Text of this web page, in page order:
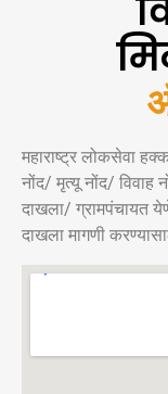
महाराष्ट्र लोकसेवा
नोंद/ मृत्यू नोंद/ विवाह
दाखला/ ग्रामपंचायत
दाखला मागणी